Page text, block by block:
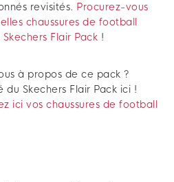
revisités. Procurez-vous
chaussures de football
Flair Pack !
à propos de ce pack ?
Skechers Flair Pack ici !
ici vos chaussures de football